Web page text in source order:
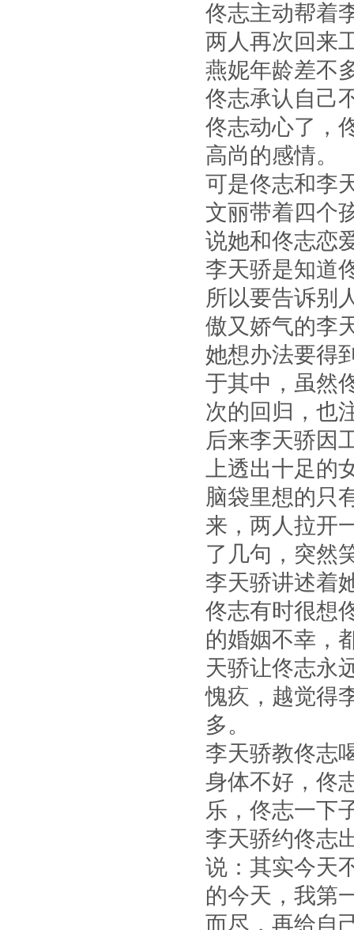
佟志主动帮着
两人再次回来
燕妮年龄差不
佟志承认自己
佟志动心了，
高尚的感情。
可是佟志和李
文丽带着四个
说她和佟志恋
李天骄是知道
所以要告诉别
傲又娇气的李
她想办法要得
于其中，虽然
次的回归，也
后来李天骄因
上透出十足
脑袋里想的只
来，两人拉开
了几句，突然
李天骄讲述着
佟志有时很想
的婚姻不幸，
天骄让佟志永
愧疚，越觉得
多。
李天骄教佟志
身体不好，佟
乐，佟志一下
李天骄约佟志
说：其实今天
的今天，我第
而尽，再给自